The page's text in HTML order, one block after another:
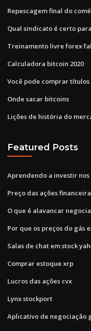
Repescagem final do
Qual sindicato é certo
Treinamento livre forex
Calculadora bitcoin 2020
Você pode comprar
Onde sacar bitcoins
Lições de história do
Featured Posts
Aprendendo a investir
Preço das ações
O que é alavancar
Por que os preços do gás
Salas de chat em stock
Comprar estoque xrp
Lucros das ações cvx
Lynx stockport
Aplicativo de negociação